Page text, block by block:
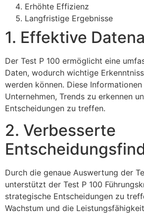
Erhöhte Effizienz
Langfristige Ergebnisse
1. Effektive
Der Test P 100 ermöglicht eine
Daten, wodurch wichtige
werden können. Diese
Unternehmen, Trends zu erkennen
Entscheidungen zu treffen.
2. Verbesserte
Durch die genaue Auswertung der
unterstützt der Test P 100
strategische Entscheidungen zu
Wachstum und die